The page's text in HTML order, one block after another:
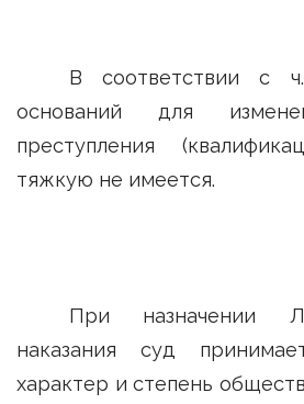
В соответствии с
оснований для
преступления
тяжкую не имеется.
При назначении
наказания суд
характер и степень